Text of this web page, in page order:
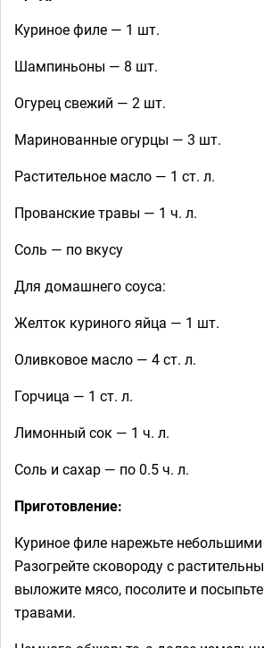
Куриное филе — 1 шт.
Шампиньоны — 8 шт.
Огурец свежий — 2 шт.
Маринованные огурцы — 3 шт.
Растительное масло — 1 ст. л.
Прованские травы — 1 ч. л.
Соль — по вкусу
Для домашнего соуса:
Желток куриного яйца — 1 шт.
Оливковое масло — 4 ст. л.
Горчица — 1 ст. л.
Лимонный сок — 1 ч. л.
Соль и сахар — по 0.5 ч. л.
Приготовление:
Куриное филе нарежьте
Разогрейте сковороду с
выложите мясо, посолите и
травами.